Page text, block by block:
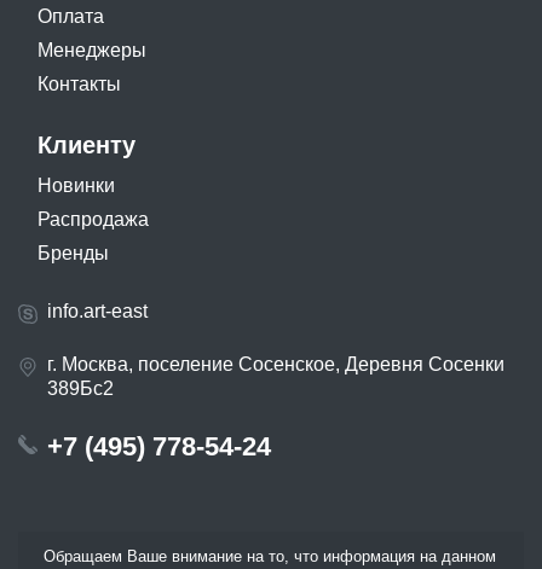
Оплата
Менеджеры
Контакты
Клиенту
Новинки
Распродажа
Бренды
info.art-east
г. Москва, поселение Сосенское, Деревня Сосенки
389Бс2
+7 (495) 778-54-24
Обращаем Ваше внимание на то, что информация на данном